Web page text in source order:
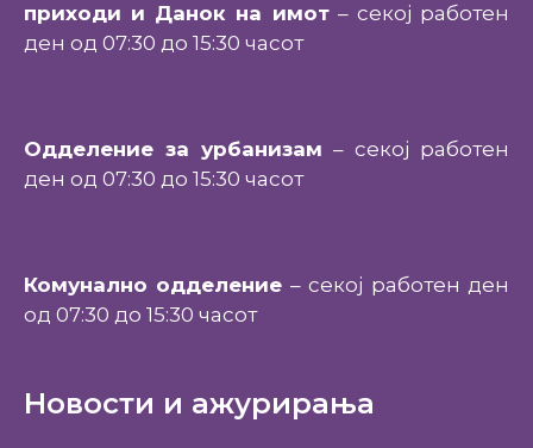
приходи и Данок на имот– секој работен
ден од 07:30 до 15:30 часот
Одделение за урбанизам – секој работен
ден од 07:30 до 15:30 часот
Комунално одделение – секој работен ден
од 07:30 до 15:30 часот
Новости и ажурирања